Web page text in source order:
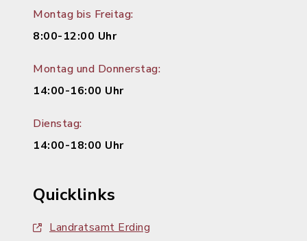
Montag bis Freitag:
8:00-12:00 Uhr
Montag und Donnerstag:
14:00-16:00 Uhr
Dienstag:
14:00-18:00 Uhr
Quicklinks
Landratsamt Erding